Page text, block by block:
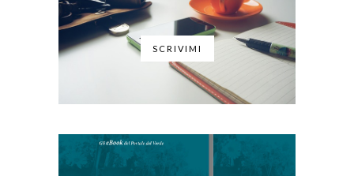
SCRIVIMI